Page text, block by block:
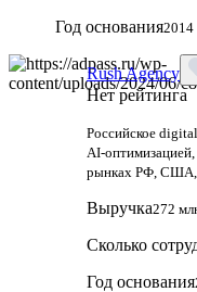
Год основания2014
Rush Agency
Нет рейтинга
Российское
рынках РФ,
Выручка272
Сколько
Год основания